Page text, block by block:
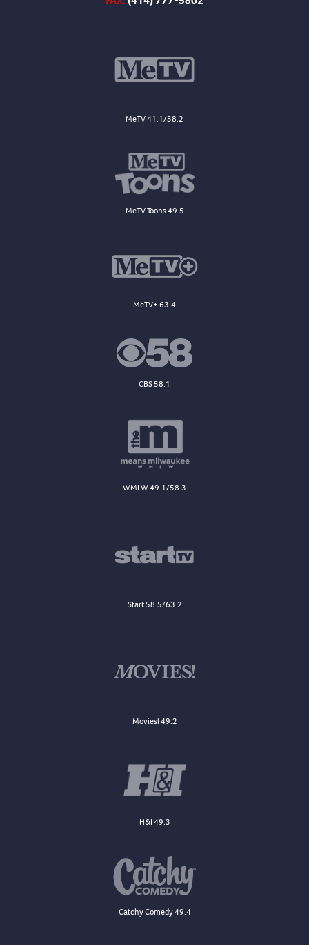
MeTV 41.1/58.2
MeTV Toons 49.5
MeTV+ 63.4
CBS 58.1
WMLW 49.1/58.3
Start 58.5/63.2
Movies! 49.2
H&I 49.3
Catchy Comedy 49.4